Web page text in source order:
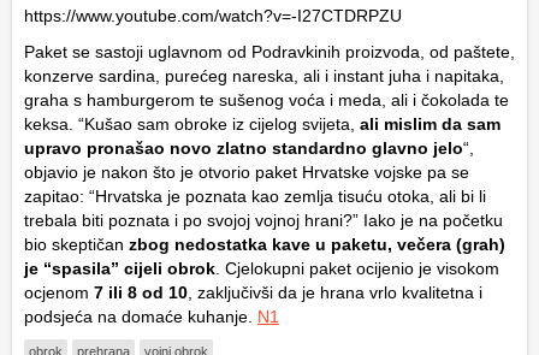
https://www.youtube.com/watch?v=-I27CTDRPZU
Paket se sastoji uglavnom od Podravkinih proizvoda, od paštete,
konzerve sardina, purećeg nareska, ali i instant juha i napitaka,
graha s hamburgerom te sušenog voća i meda, ali i čokolada te
keksa. “Kušao sam obroke iz cijelog svijeta, ali mislim da sam
upravo pronašao novo zlatno standardno glavno jelo“,
objavio je nakon što je otvorio paket Hrvatske vojske pa se
zapitao: “Hrvatska je poznata kao zemlja tisuću otoka, ali bi li
trebala biti poznata i po svojoj vojnoj hrani?” Iako je na početku
bio skeptičan zbog nedostatka kave u paketu, večera (grah)
je “spasila” cijeli obrok . Cjelokupni paket ocijenio je visokom
ocjenom 7 ili 8 od 10 , zaključivši da je hrana vrlo kvalitetna i
podsjeća na domaće kuhanje. N1
obrok prehrana vojni obrok